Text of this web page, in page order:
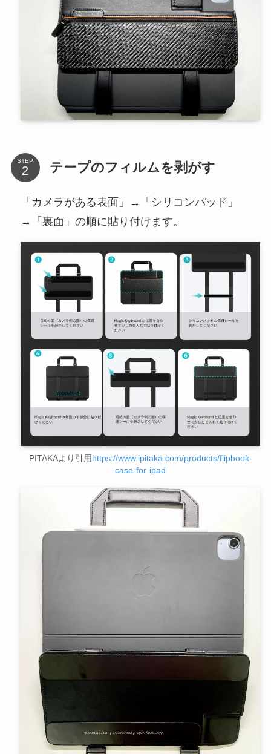
STEP テープのフィルムを剥がす
「カメラがある表面」→「シリコンパッド」
→「裏面」の順に貼り付けます。
PITAKAより引用https://www.ipitaka.com/products/flipbook-
case-for-ipad